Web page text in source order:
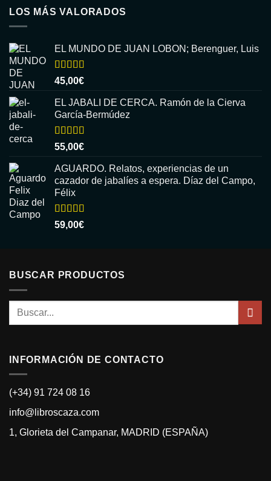
LOS MÁS VALORADOS
EL MUNDO DE JUAN LOBON; Berenguer, Luis
Valorado
con
5
45,00€
EL JABALI DE CERCA. Ramón de la Cierva
García-Bermúdez
Valorado
con
5
55,00€
AGUARDO. Relatos, experiencias de un
cazador de jabalíes a espera. Díaz del Campo,
Félix
Valorado
con
59,00€
BUSCAR PRODUCTOS
Buscar
INFORMACIÓN DE CONTACTO
(+34) 91 724 08 16
info@libroscaza.com
1, Glorieta del Campanar, MADRID (ESPAÑA)